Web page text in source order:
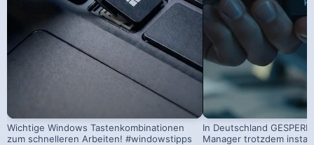
Wichtige Windows Tastenkombinationen
zum schnelleren Arbeiten! #windowstipps
In Deutschland
Manager trotzdem